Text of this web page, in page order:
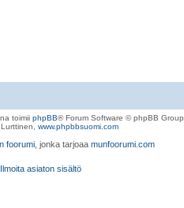
toimii phpBB® Forum Software © phpBB Group
www.phpbbsuomi.com
foorumi , jonka tarjoaa munfoorumi.com
Ilmoita asiaton sisältö